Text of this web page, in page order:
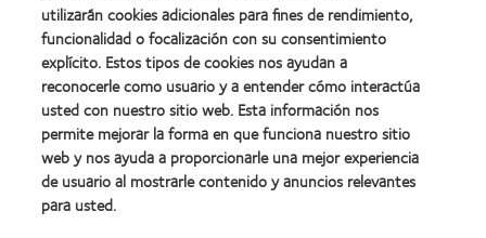
Nuestros productos
Encuentre su lente
Tecnología para lentes de contacto
Lentes de contacto y visión
utilizarán cookies adicionales para fines de rendimiento,
funcionalidad o focalización con su consentimiento
explícito. Estos tipos de cookies nos ayudan a
reconocerle como usuario y a entender cómo interactúa
usted con nuestro sitio web. Esta información nos
permite mejorar la forma en que funciona nuestro sitio
web y nos ayuda a proporcionarle una mejor experiencia
de usuario al mostrarle contenido y anuncios relevantes
para usted.